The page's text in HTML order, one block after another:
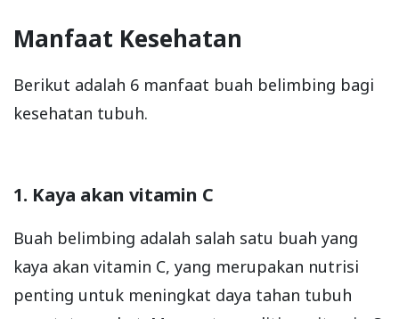
Manfaat Kesehatan
Berikut adalah 6 manfaat buah belimbing bagi
kesehatan tubuh.
1. Kaya akan vitamin C
Buah belimbing adalah salah satu buah yang
kaya akan vitamin C, yang merupakan nutrisi
penting untuk meningkat daya tahan tubuh